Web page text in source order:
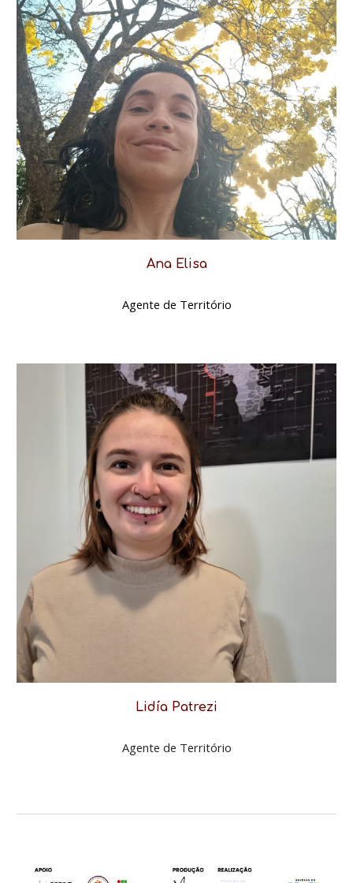
Ana Elisa
Agente de Território
Lidía Patrezi
Agente de Território